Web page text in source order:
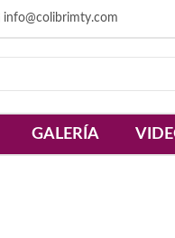
info@colibrimty.com
GALERÍA